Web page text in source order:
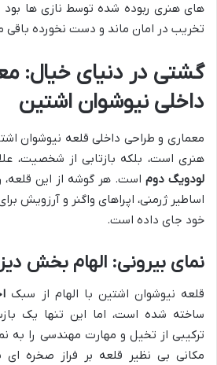
های هنری ربوده شده توسط نازی ها
تخریب در امان ماند و دست نخورده باقی
گشتی در دنیای خیال:
داخلی نیوشوان اشتین
معماری و طراحی داخلی قلعه نیوشوان
هنری است، بلکه بازتابی از شخصیت،
لودویگ دوم است. هر گوشه از این قلعه،
اساطیر ژرمنی، اپراهای واگنر و آرزویش
خود جای داده است.
نمای بیرونی: الهام بخش
قلعه نیوشوان اشتین با الهام از سبک
ساخته شده است، اما این تنها یک
ترکیبی از تخیل و مهارت مهندسی را به
مکانی بی نظیر قلعه بر فراز صخره